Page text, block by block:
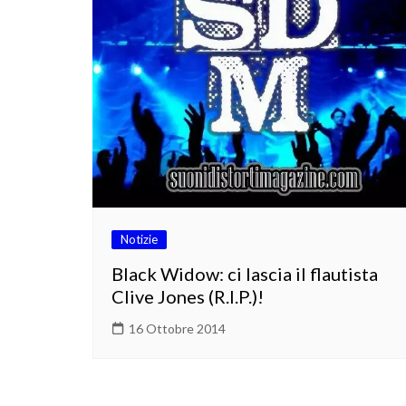
Notizie
Black Widow: ci lascia il flautista
Clive Jones (R.I.P.)!
16 Ottobre 2014